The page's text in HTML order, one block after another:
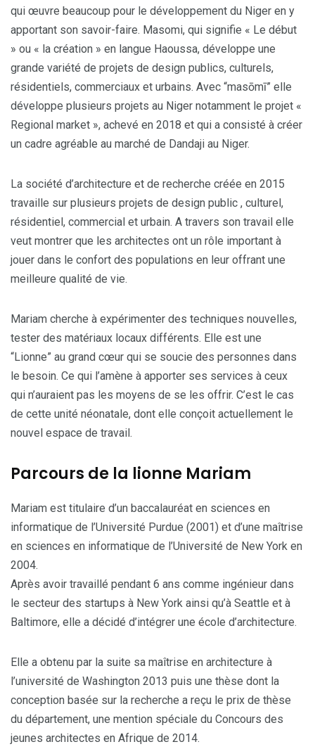
qui œuvre beaucoup pour le développement du Niger en y
apportant son savoir-faire. Masomi, qui signifie « Le début
» ou « la création » en langue Haoussa, développe une
grande variété de projets de design publics, culturels,
résidentiels, commerciaux et urbains. Avec “masōmī” elle
développe plusieurs projets au Niger notamment le projet «
Regional market », achevé en 2018 et qui a consisté à créer
un cadre agréable au marché de Dandaji au Niger.
La société d’architecture et de recherche créée en 2015
travaille sur plusieurs projets de design public , culturel,
résidentiel, commercial et urbain. A travers son travail elle
veut montrer que les architectes ont un rôle important à
jouer dans le confort des populations en leur offrant une
meilleure qualité de vie.
Mariam cherche à expérimenter des techniques nouvelles,
tester des matériaux locaux différents. Elle est une
“Lionne” au grand cœur qui se soucie des personnes dans
le besoin. Ce qui l’amène à apporter ses services à ceux
qui n’auraient pas les moyens de se les offrir. C’est le cas
de cette unité néonatale, dont elle conçoit actuellement le
nouvel espace de travail.
Parcours de la lionne Mariam
Mariam est titulaire d’un baccalauréat en sciences en
informatique de l’Université Purdue (2001) et d’une maîtrise
en sciences en informatique de l’Université de New York en
2004.
Après avoir travaillé pendant 6 ans comme ingénieur dans
le secteur des startups à New York ainsi qu’à Seattle et à
Baltimore, elle a décidé d’intégrer une école d’architecture.
Elle a obtenu par la suite sa maîtrise en architecture à
l’université de Washington 2013 puis une thèse dont la
conception basée sur la recherche a reçu le prix de thèse
du département, une mention spéciale du Concours des
jeunes architectes en Afrique de 2014.